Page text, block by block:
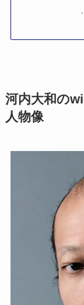
河内大和の
人物像